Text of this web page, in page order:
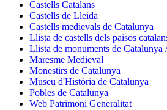
Castells Catalans
Castells de Lleida
Castells medievals de Catalunya
Llista de castells dels paisos
Llista de monuments de Catalunya
Maresme Medieval
Monestirs de Catalunya
Museu d'Història de Catalunya
Pobles de Catalunya
Web Patrimoni Generalitat